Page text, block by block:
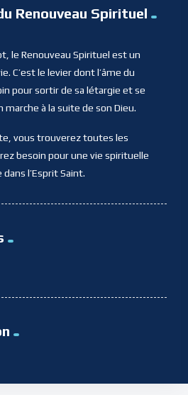
Renouveau Spirituel
le Renouveau Spirituel est un
C’est le levier dont l’âme du
pour sortir de sa létargie et se
à la suite de son Dieu.
vous trouverez toutes les
besoin pour une vie spirituelle
l’Esprit Saint.